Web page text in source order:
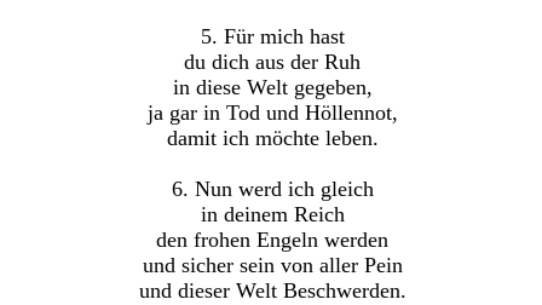
5. Für mich hast
du dich aus der Ruh
in diese Welt gegeben,
ja gar in Tod und Höllennot,
damit ich möchte leben.
6. Nun werd ich gleich
in deinem Reich
den frohen Engeln werden
und sicher sein von aller Pein
und dieser Welt Beschwerden.